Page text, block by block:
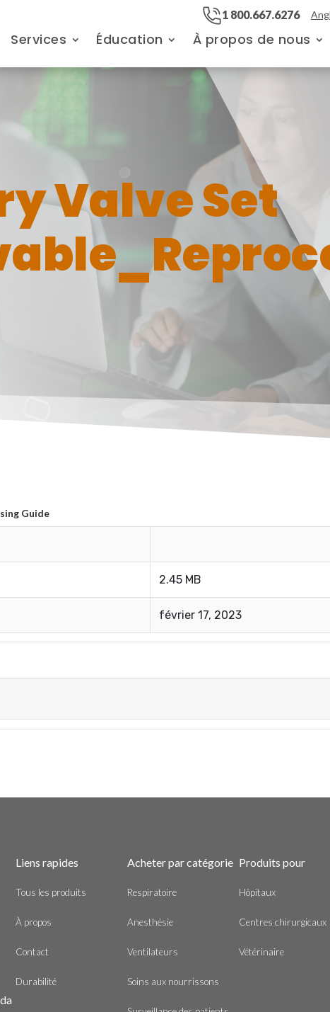
1 800.667.6276
Services Éducation À propos de nous
Valve Set
Guide
2.45 MB
février 17, 2023
Liens rapides
Tous les produits
À propos
Contact
Durabilité
Acheter par catégorie
Respiratoire
Anesthésie
Ventilateurs
Soins aux nourrissons
Produits pour
Hôpitaux
Centres chirurgicaux
Vétérinaire